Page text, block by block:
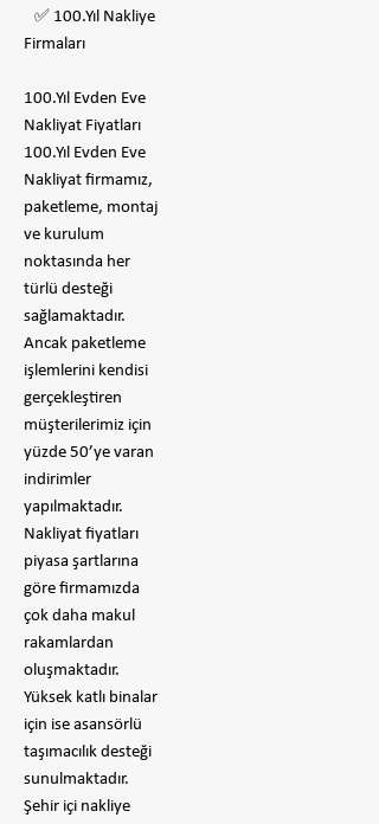
✅ 100.Yıl Nakliye
Firmaları
100.Yıl Evden Eve
Nakliyat Fiyatları
100.Yıl Evden Eve
Nakliyat firmamız,
paketleme, montaj
ve kurulum
noktasında her
türlü desteği
sağlamaktadır.
Ancak paketleme
işlemlerini kendisi
gerçekleştiren
müşterilerimiz için
yüzde 50’ye varan
indirimler
yapılmaktadır.
Nakliyat fiyatları
piyasa şartlarına
göre firmamızda
çok daha makul
rakamlardan
oluşmaktadır.
Yüksek katlı binalar
için ise asansörlü
taşımacılık desteği
sunulmaktadır.
Şehir içi nakliye